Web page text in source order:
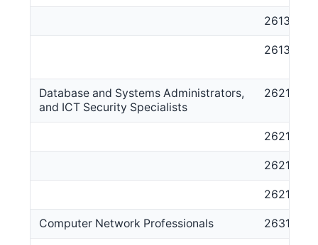
261314
261399
Database and Systems Administrators,
and ICT Security Specialists
2621
262111
262112
262113
Computer Network Professionals 2631